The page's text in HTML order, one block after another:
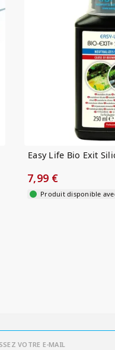
Easy Life Bio Exit
7,99 €
Produit disponible